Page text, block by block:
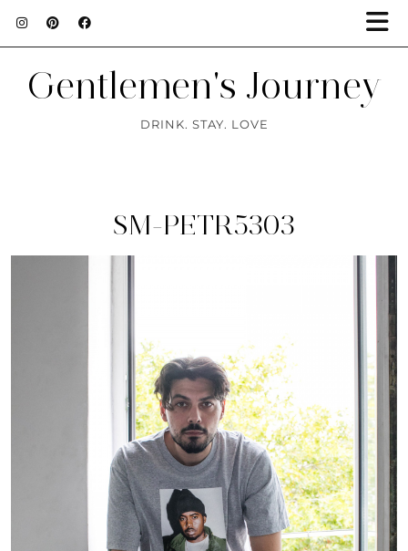
Gentlemen's Journey
DRINK. STAY. LOVE
SM-PETR5303